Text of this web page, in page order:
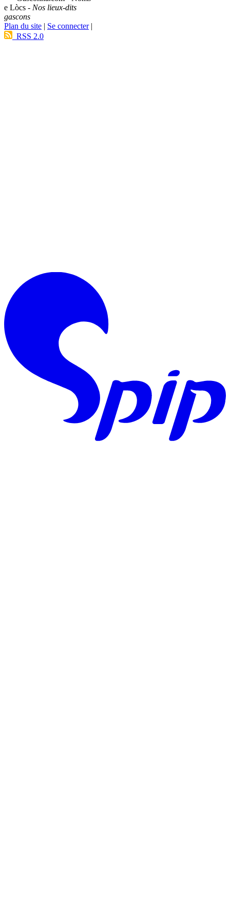
e Lòcs - Nos lieux-dits
gascons
Plan du site | Se connecter|
RSS 2.0